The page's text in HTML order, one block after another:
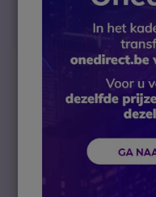
Portofoons
Midland Portofoons
Ga naar het einde van